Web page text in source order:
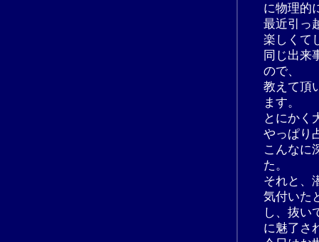
に物理的
最近引っ
楽しくて
同じ出来
ので、
教えて頂
ます。
とにかく
やっぱり
こんなに
た。
それと、
気付いた
し、抜い
に魅了さ